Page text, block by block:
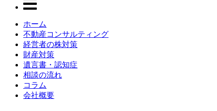
ホーム
不動産コンサルティング
経営者の株対策
財産対策
遺言書・認知症
相談の流れ
コラム
会社概要